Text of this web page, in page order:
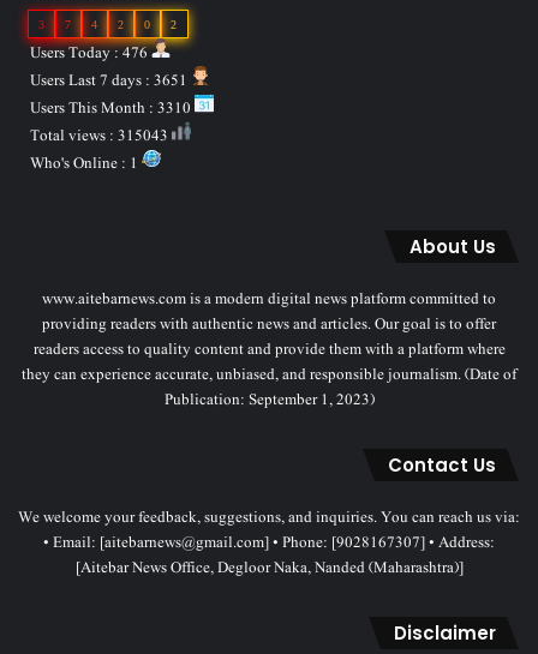
2
0
2
4
7
3
Users Today : 476
About Us
www.aitebarnews.com is a modern digital news platform committed to
providing readers with authentic news and articles. Our goal is to offer
readers access to quality content and provide them with a platform where
they can experience accurate, unbiased, and responsible journalism. (Date of
Publication: September 1, 2023)
Contact Us
We welcome your feedback, suggestions, and inquiries. You can reach us via:
• Email: [aitebarnews@gmail.com] • Phone: [9028167307] • Address:
[Aitebar News Office, Degloor Naka, Nanded (Maharashtra)]
Disclaimer